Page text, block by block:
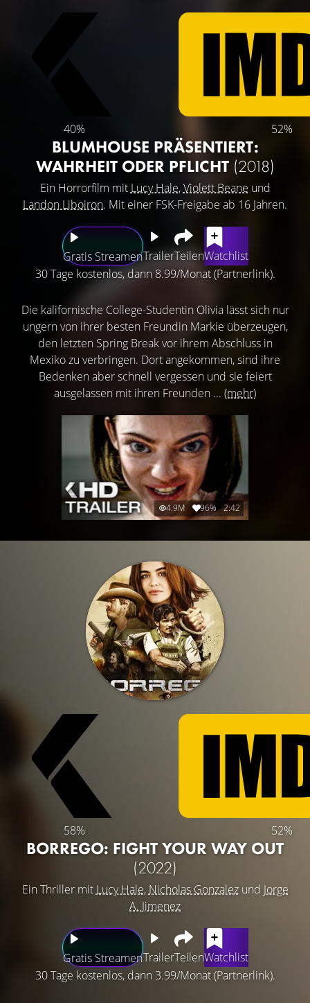
40% 52%
BLUMHOUSE PRÄSENTIERT:
WAHRHEIT ODER PFLICHT (2018)
Ein Horrorfilm mit Lucy Hale,Violett Beane und
Landon Liboiron. Mit einer FSK-Freigabe ab 16 Jahren.
Gratis StreamenTrailerTeilenWatchlist
30 Tage kostenlos, dann 8.99/Monat (Partnerlink).
Die kalifornische College-Studentin Olivia lässt sich nur
ungern von ihrer besten Freundin Markie überzeugen,
den letzten Spring Break vor ihrem Abschluss in
Mexiko zu verbringen. Dort angekommen, sind ihre
Bedenken aber schnell vergessen und sie feiert
ausgelassen mit ihren Freunden ... (mehr)
4.9M 96% 2:42
58% 52%
BORREGO: FIGHT YOUR WAY OUT
(2022)
Ein Thriller mit Lucy Hale, Nicholas Gonzalezund Jorge
A. Jimenez
Gratis StreamenTrailerTeilenWatchlist
30 Tage kostenlos, dann 3.99/Monat (Partnerlink).